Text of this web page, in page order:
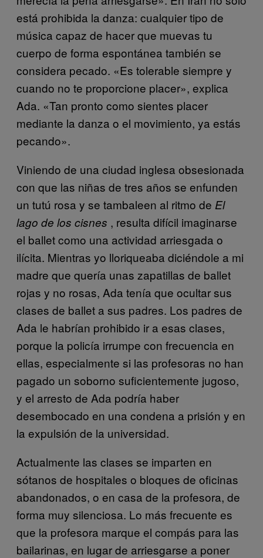
está prohibida la danza: cualquier tipo de
música capaz de hacer que muevas tu
cuerpo de forma espontánea también se
considera pecado. «Es tolerable siempre y
cuando no te proporcione placer», explica
Ada. «Tan pronto como sientes placer
mediante la danza o el movimiento, ya estás
pecando».
Viniendo de una ciudad inglesa obsesionada
con que las niñas de tres años se enfunden
un tutú rosa y se tambaleen al ritmo de El
lago de los cisnes , resulta difícil imaginarse
el ballet como una actividad arriesgada o
ilícita. Mientras yo lloriqueaba diciéndole a mi
madre que quería unas zapatillas de ballet
rojas y no rosas, Ada tenía que ocultar sus
clases de ballet a sus padres. Los padres de
Ada le habrían prohibido ir a esas clases,
porque la policía irrumpe con frecuencia en
ellas, especialmente si las profesoras no han
pagado un soborno suficientemente jugoso,
y el arresto de Ada podría haber
desembocado en una condena a prisión y en
la expulsión de la universidad.
Actualmente las clases se imparten en
sótanos de hospitales o bloques de oficinas
abandonados, o en casa de la profesora, de
forma muy silenciosa. Lo más frecuente es
que la profesora marque el compás para las
bailarinas, en lugar de arriesgarse a poner